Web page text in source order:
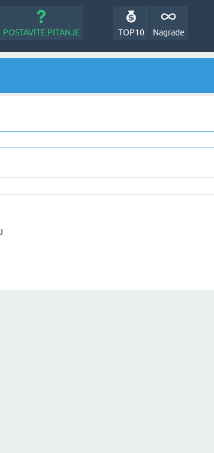
POSTAVITE PITANJE Nagrade
TOP10